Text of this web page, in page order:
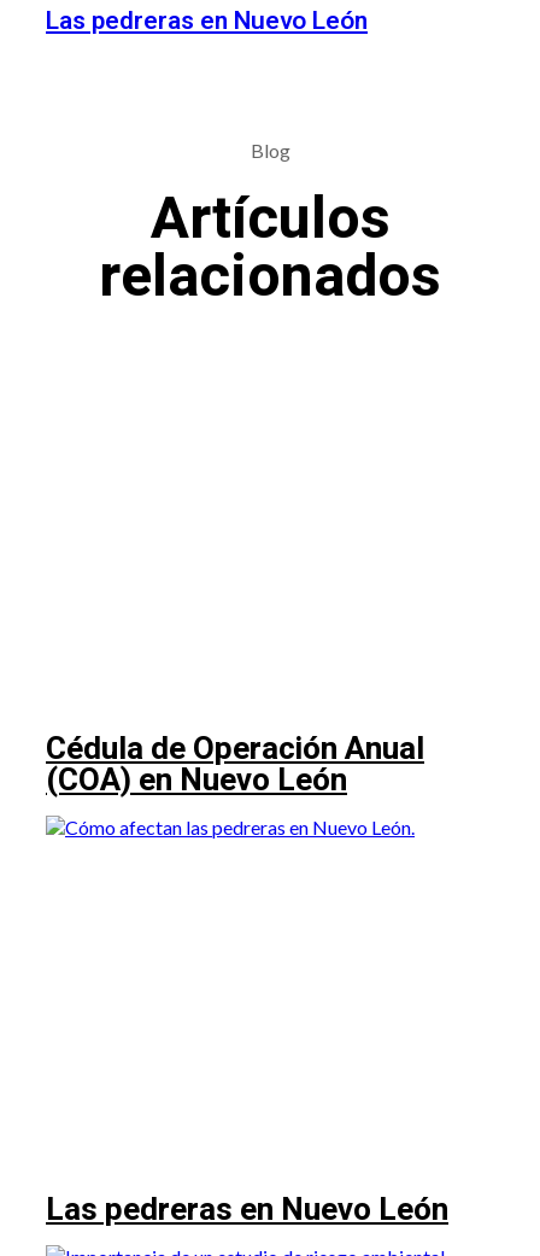
Las pedreras en Nuevo León
Blog
Artículos
relacionados
Cédula de Operación Anual
(COA) en Nuevo León
Las pedreras en Nuevo León